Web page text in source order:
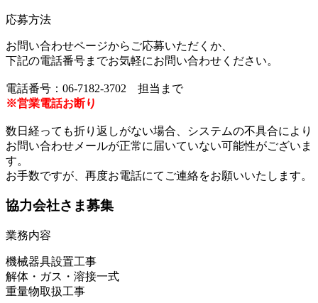
応募方法
お問い合わせページからご応募いただくか、
下記の電話番号までお気軽にお問い合わせください。
電話番号：06-7182-3702 担当まで
※営業電話お断り
数日経っても折り返しがない場合、システムの不具合により
お問い合わせメールが正常に届いていない可能性がございま
す。
お手数ですが、再度お電話にてご連絡をお願いいたします。
協力会社さま募集
業務内容
機械器具設置工事
解体・ガス・溶接一式
重量物取扱工事